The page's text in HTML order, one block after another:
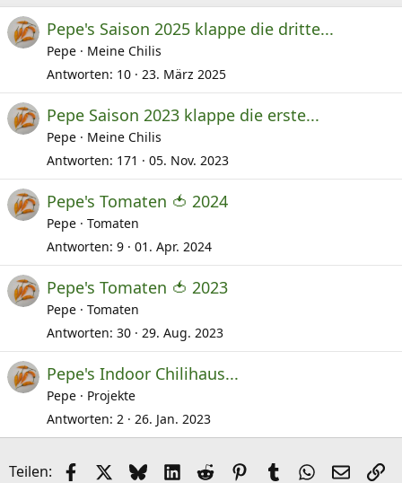
Pepe's Saison 2025 klappe die dritte...
Pepe
Meine Chilis
Antworten 10 23. März 2025
Pepe Saison 2023 klappe die erste...
Pepe
Meine Chilis
Antworten 171 05. Nov. 2023
Pepe's Tomaten 🍅 2024
Pepe
Tomaten
Antworten 9 01. Apr. 2024
Pepe's Tomaten 🍅 2023
Pepe
Tomaten
Antworten 30 29. Aug. 2023
Pepe's Indoor Chilihaus...
Pepe
Projekte
Antworten 2 26. Jan. 2023
Teilen: FacebookX (Twitter)
BlueskyLinkedIn
Reddit Pinterest
Tumblr WhatsApp
E-Mail